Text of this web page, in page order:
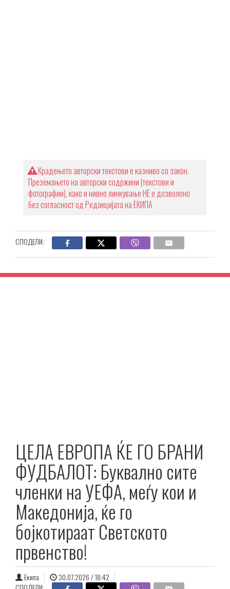
Крадењето авторски текстови е казниво со закон.
Преземањето на авторски содржини (текстови и
фотографии), како и нивно линкување НЕ е дозволено
без согласност од Редакцијата на ЕКИПА
СПОДЕЛИ:
ЦЕЛА ЕВРОПА ЌЕ ГО БРАНИ
ФУДБАЛОТ: Буквално сите
членки на УЕФА, меѓу кои и
Македонија, ќе го
бојкотираат Светското
првенство!
Екипа
30.07.2026 / 18:42